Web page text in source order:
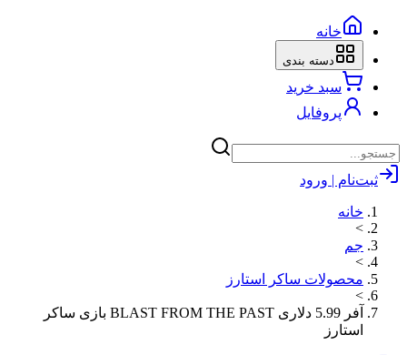
خانه
دسته بندی
سبد خرید
پروفایل
ثبت‌نام | ورود
خانه
>
جم
>
محصولات ساکر استارز
>
آفر 5.99 دلاری BLAST FROM THE PAST بازی ساکر
استارز